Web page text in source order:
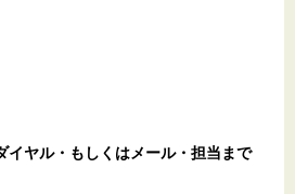
イヤル・もしくはメール・担当まで